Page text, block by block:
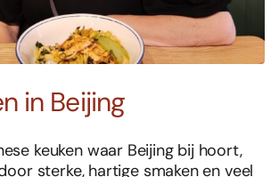
in Beijing
keuken waar Beijing bij hoort,
sterke, hartige smaken en veel